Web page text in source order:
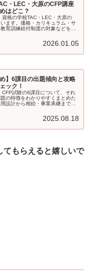
・LEC・大原のCFP講座
はどこ？
格の学校TAC・LEC・大原の
ます。価格・カリキュラム・サ
育訓練給付制度の対象などをわ
独学か、資格の学校か」で迷って
講座を見つけたい方はぜひ参考
2026.01.05
】6課目の出題傾向と攻略
ック！
CFP試験の6課目について、それ
の特徴をわかりやすくまとめた
設計から相続・事業承継まで、
2025.08.18
てもらえると嬉しいで